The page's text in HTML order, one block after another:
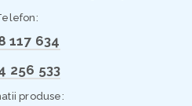
117 634
256 533
produse: